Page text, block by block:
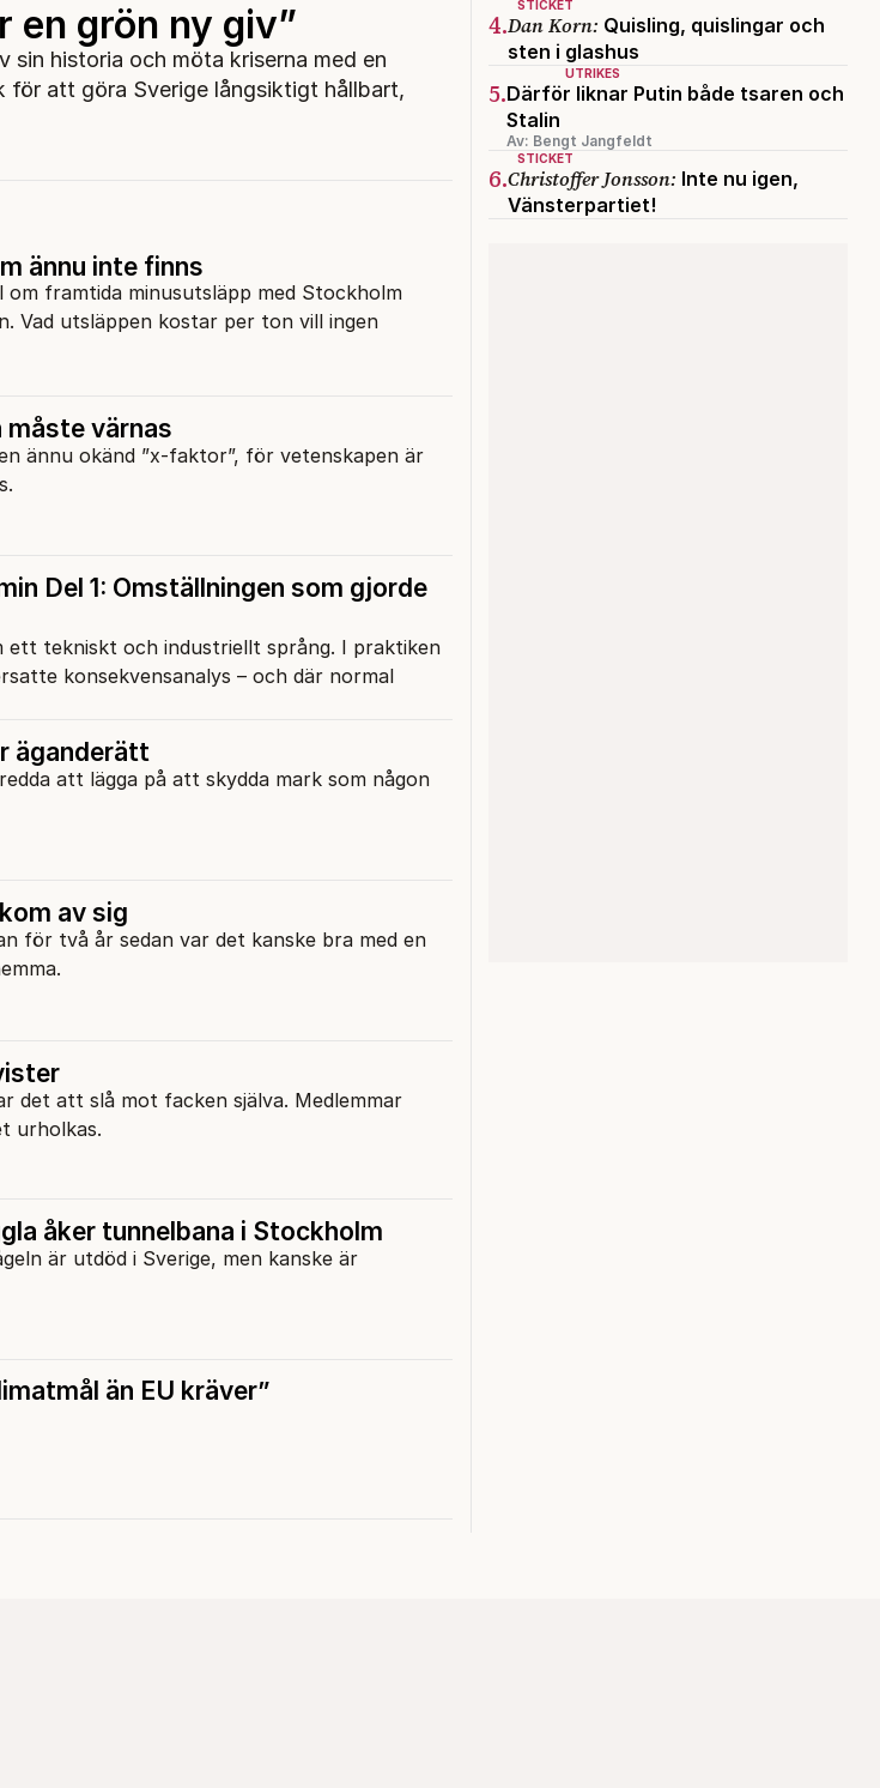
en grön ny giv”
sin historia och möta kriserna med en
att göra Sverige långsiktigt hållbart,
ännu inte finns
framtida minusutsläpp med Stockholm
Vad utsläppen kostar per ton vill ingen
värnas
ännu okänd ”x-faktor”, för vetenskapen är
Del 1: Omställningen som gjorde
ett tekniskt och industriellt språng. I praktiken
konsekvensanalys – och där normal
äganderätt
att lägga på att skydda mark som någon
av sig
för två år sedan var det kanske bra med en
det att slå mot facken själva. Medlemmar
urholkas.
åker tunnelbana i Stockholm
är utdöd i Sverige, men kanske är
än EU kräver”
STICKET
4.Dan Korn: Quisling, quislingar och
sten i glashus
UTRIKES
5.Därför liknar Putin både tsaren och
Stalin
Av: Bengt Jangfeldt
STICKET
6.Christoffer Jonsson: Inte nu igen,
Vänsterpartiet!